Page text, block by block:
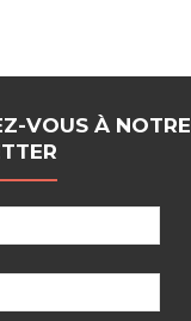
VOUS À NOTRE